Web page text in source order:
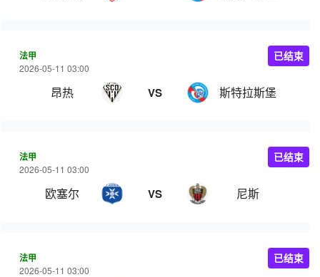
法甲
2026-05-11 03:00
昂热 VS 斯特拉斯堡
已结束
法甲
2026-05-11 03:00
欧塞尔 VS 尼斯
已结束
法甲
2026-05-11 03:00
已结束